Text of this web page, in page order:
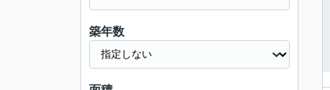
築年数